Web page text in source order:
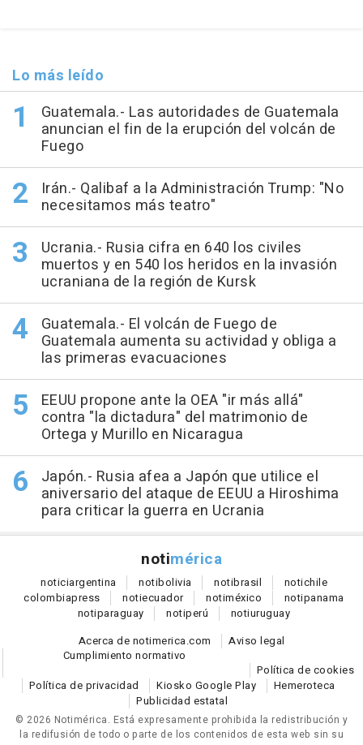
Lo más leído
Guatemala.- Las autoridades de Guatemala
anuncian el fin de la erupción del volcán de
Fuego
Irán.- Qalibaf a la Administración Trump: "No
necesitamos más teatro"
Ucrania.- Rusia cifra en 640 los civiles
muertos y en 540 los heridos en la invasión
ucraniana de la región de Kursk
Guatemala.- El volcán de Fuego de
Guatemala aumenta su actividad y obliga a
las primeras evacuaciones
EEUU propone ante la OEA "ir más allá"
contra "la dictadura" del matrimonio de
Ortega y Murillo en Nicaragua
Japón.- Rusia afea a Japón que utilice el
aniversario del ataque de EEUU a Hiroshima
para criticar la guerra en Ucrania
notimérica
noticiargentina notibolivia notibrasil notichile
colombiapress notiecuador notiméxico notipanama
notiparaguay notiperú notiuruguay
Acerca de notimerica.com
Aviso legal
Cumplimiento normativo
Política de cookies
Política de privacidad
Kiosko Google Play
Hemeroteca
Publicidad estatal
© 2026 Notimérica. Está expresamente prohibida la redistribución y
la redifusión de todo o parte de los contenidos de esta web sin su